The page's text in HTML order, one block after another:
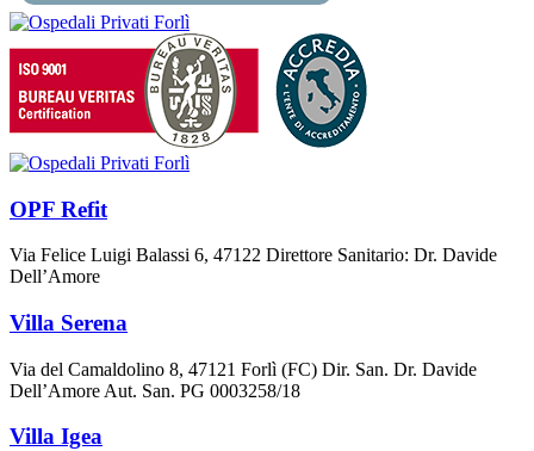
OPF Refit
Via Felice Luigi Balassi 6, 47122 Direttore Sanitario: Dr. Davide
Dell’Amore
Villa Serena
Via del Camaldolino 8, 47121 Forlì (FC) Dir. San. Dr. Davide
Dell’Amore Aut. San. PG 0003258/18
Villa Igea